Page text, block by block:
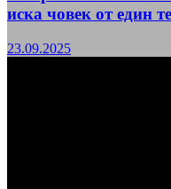
иска човек от
23.09.2025